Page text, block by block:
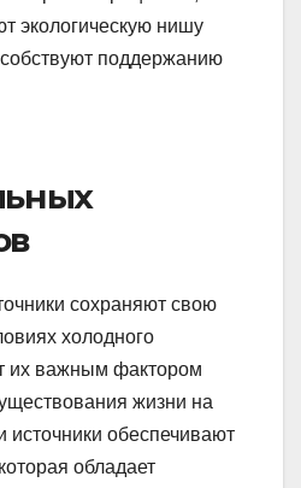
экологическую нишу
поддержанию
сохраняют свою
холодного
их важным фактором
жизни на
источники обеспечивают
обладает